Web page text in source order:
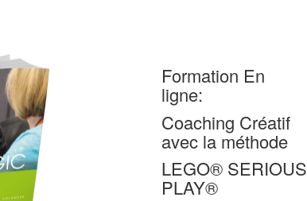
Formation En
ligne:
Coaching Créatif
avec la méthode
LEGO® SERIOUS
PLAY®